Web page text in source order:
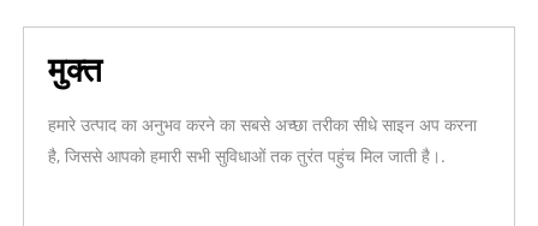
मुक्त
हमारे उत्पाद का अनुभव करने का सबसे अच्छा तरीका सीधे साइन अप करना
है, जिससे आपको हमारी सभी सुविधाओं तक तुरंत पहुंच मिल जाती है।.
टीम के सदस्य
सेवा अवधि